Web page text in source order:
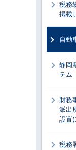
税務
掲載
自動
静岡
テム
財務
派出
設置
税務